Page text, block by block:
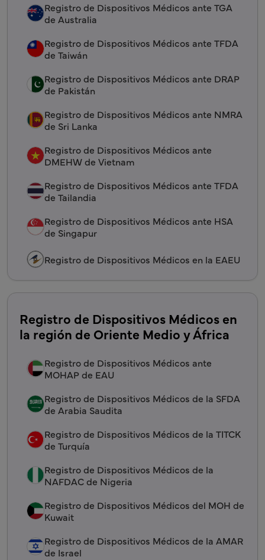
Registro de Dispositivos Médicos ante TGA
de Australia
Registro de Dispositivos Médicos ante TFDA
de Taiwán
Registro de Dispositivos Médicos ante DRAP
de Pakistán
Registro de Dispositivos Médicos ante NMRA
de Sri Lanka
Registro de Dispositivos Médicos ante
DMEHW de Vietnam
Registro de Dispositivos Médicos ante TFDA
de Tailandia
Registro de Dispositivos Médicos ante HSA
de Singapur
Registro de Dispositivos Médicos en la EAEU
Registro de Dispositivos Médicos en
la región de Oriente Medio y África
Registro de Dispositivos Médicos ante
MOHAP de EAU
Registro de Dispositivos Médicos de la SFDA
de Arabia Saudita
Registro de Dispositivos Médicos de la TITCK
de Turquía
Registro de Dispositivos Médicos de la
NAFDAC de Nigeria
Registro de Dispositivos Médicos del MOH de
Kuwait
Registro de Dispositivos Médicos de la AMAR
de Israel